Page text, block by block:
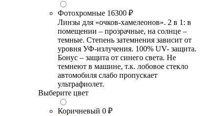
Фотохромные 16300 ₽
Линзы для «очков-хамелеонов». 2 в 1: в
помещении – прозрачные, на солнце –
темные. Степень затемнения зависит от
уровня УФ-излучения. 100% UV- защита.
Бонус – защита от синего света. Не
темнеют в машине, т.к. лобовое стекло
автомобиля слабо пропускает
ультрафиолет.
Выберите цвет
Коричневый 0 ₽